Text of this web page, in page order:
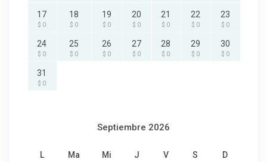
17
$ 0
18
$ 0
19
$ 0
20
$ 0
21
$ 0
22
$ 0
23
$ 0
24
$ 0
25
$ 0
26
$ 0
27
$ 0
28
$ 0
29
$ 0
30
$ 0
31
$ 0
Septiembre 2026
L Ma Mi J V S D